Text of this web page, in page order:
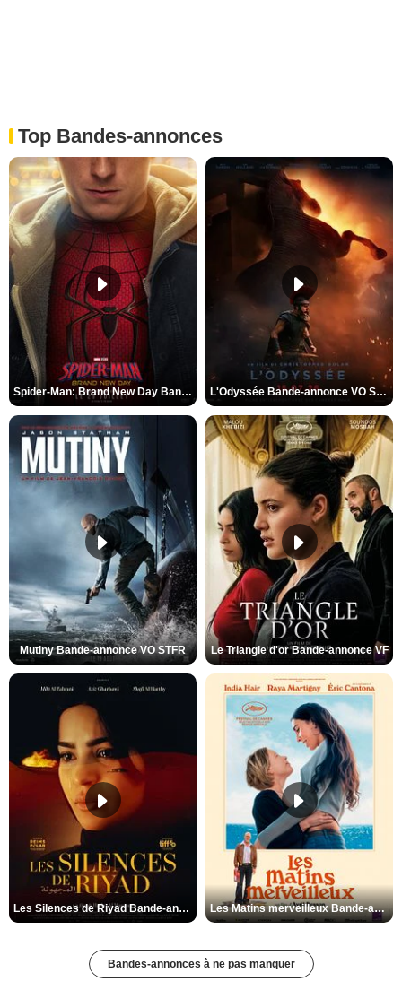
Top Bandes-annonces
Spider-Man: Brand New Day Bande-annonce VO STFR L'Odyssée Bande-annonce VO STFR
Mutiny Bande-annonce VO STFR Le Triangle d'or Bande-annonce VF
Les Silences de Riyad Bande-annonce VO STFR Les Matins merveilleux Bande-annonce VF
Bandes-annonces à ne pas manquer